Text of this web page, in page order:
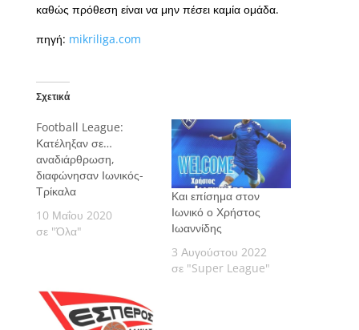
καθώς πρόθεση είναι να μην πέσει καμία ομάδα.
πηγή: mikriliga.com
Σχετικά
Football League:
Κατέληξαν σε…
αναδιάρθρωση,
διαφώνησαν Ιωνικός-
Τρίκαλα
10 Μαΐου 2020
σε "Όλα"
Και επίσημα στον
Ιωνικό ο Χρήστος
Ιωαννίδης
3 Αυγούστου 2022
σε "Super League"